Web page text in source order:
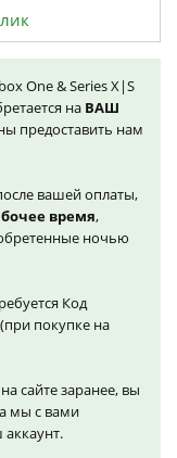
One & Series X|S
на ВАШ
предоставить нам
вашей оплаты,
время,
ночью
Код
покупке на
сайте заранее, вы
мы с вами